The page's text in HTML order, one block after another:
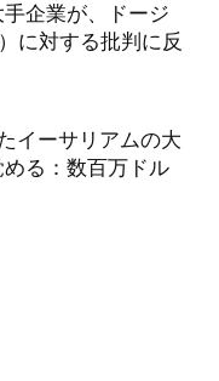
企業が、ドージ
に対する批判に反
イーサリアムの大
る：数百万ドル